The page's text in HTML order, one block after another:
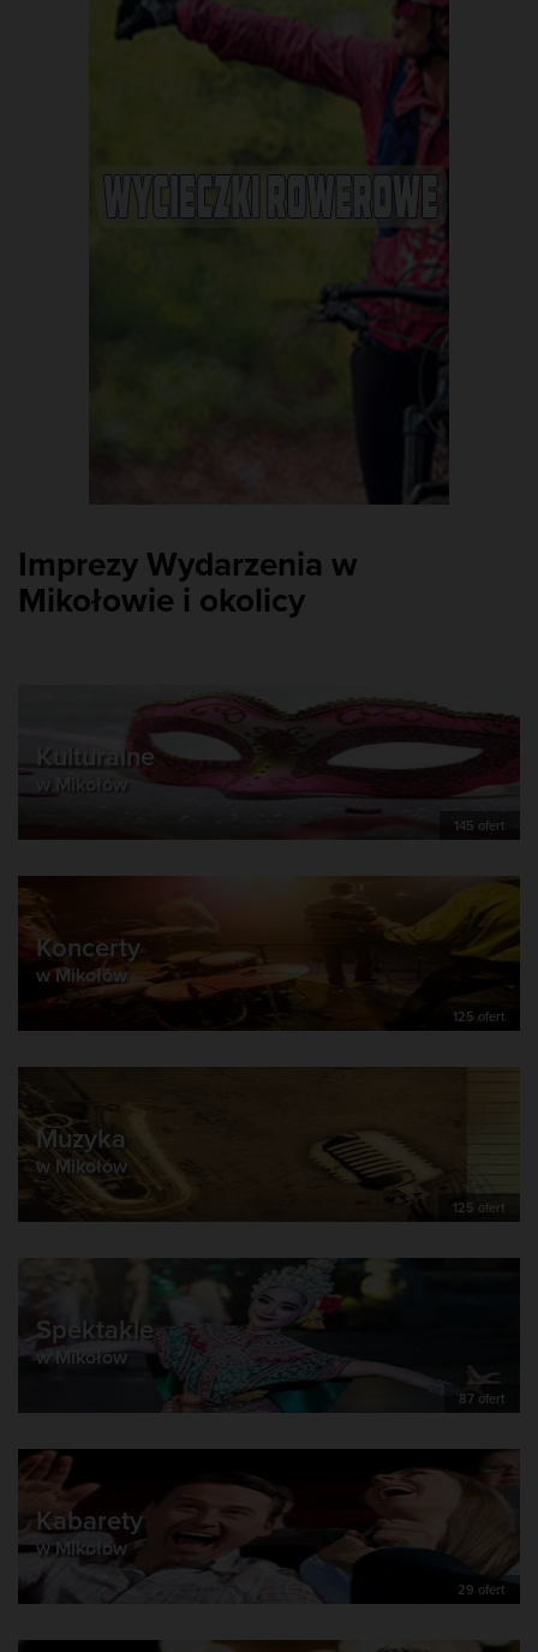
Imprezy Wydarzenia w
Mikołowie i okolicy
Kulturalne
w Mikołów
145 ofert
Koncerty
w Mikołów
125 ofert
Muzyka
w Mikołów
125 ofert
Spektakle
w Mikołów
87 ofert
Kabarety
w Mikołów
29 ofert